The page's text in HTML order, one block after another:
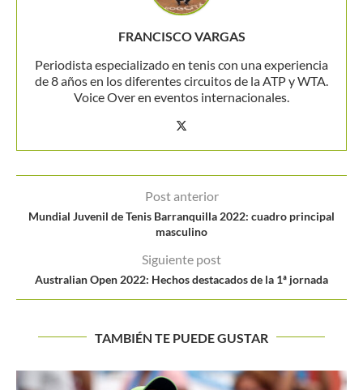
FRANCISCO VARGAS
Periodista especializado en tenis con una experiencia
de 8 años en los diferentes circuitos de la ATP y WTA.
Voice Over en eventos internacionales.
Post anterior
Mundial Juvenil de Tenis Barranquilla 2022: cuadro principal
masculino
Siguiente post
Australian Open 2022: Hechos destacados de la 1ª jornada
TAMBIÉN TE PUEDE GUSTAR